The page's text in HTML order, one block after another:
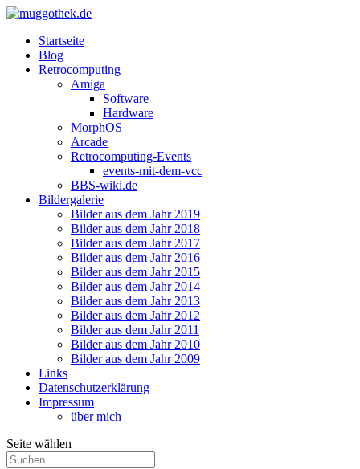
Startseite
Blog
Retrocomputing
Amiga
Software
Hardware
MorphOS
Arcade
Retrocomputing-Events
events-mit-dem-vcc
BBS-wiki.de
Bildergalerie
Bilder aus dem Jahr 2019
Bilder aus dem Jahr 2018
Bilder aus dem Jahr 2017
Bilder aus dem Jahr 2016
Bilder aus dem Jahr 2015
Bilder aus dem Jahr 2014
Bilder aus dem Jahr 2013
Bilder aus dem Jahr 2012
Bilder aus dem Jahr 2011
Bilder aus dem Jahr 2010
Bilder aus dem Jahr 2009
Links
Datenschutzerklärung
Impressum
über mich
Seite wählen